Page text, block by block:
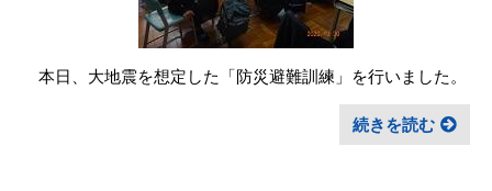
本日、大地震を想定した「防災避難訓練」を行いました。
続きを読む